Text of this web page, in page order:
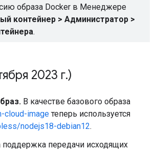
образа Docker в Менеджере
контейнер > Администратор >
.
2023 г.)
В качестве базового образа
cloud-image теперь используется
nodejs18-debian12.
передачи исходящих